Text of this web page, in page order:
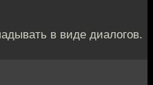
в виде диалогов.